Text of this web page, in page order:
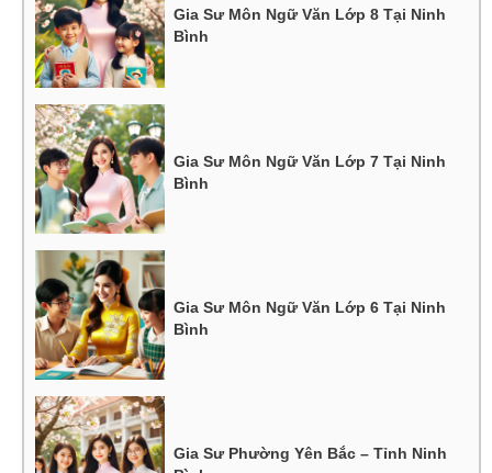
Gia Sư Môn Ngữ Văn Lớp 8 Tại Ninh
Bình
Gia Sư Môn Ngữ Văn Lớp 7 Tại Ninh
Bình
Gia Sư Môn Ngữ Văn Lớp 6 Tại Ninh
Bình
Gia Sư Phường Yên Bắc – Tỉnh Ninh